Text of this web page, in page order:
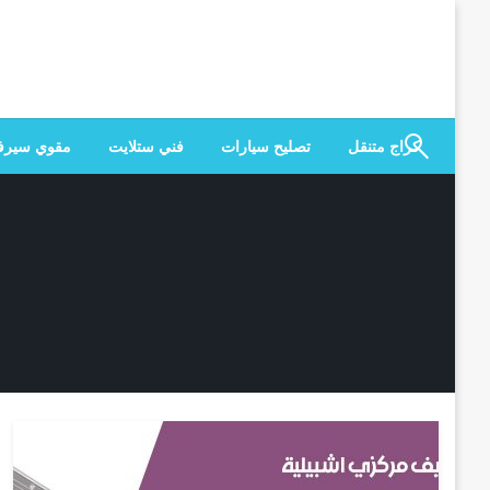
كراج متنقل
تصليح سيارات فني ستلايت مقوي